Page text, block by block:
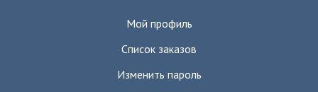
Мой профиль
Список заказов
Изменить пароль